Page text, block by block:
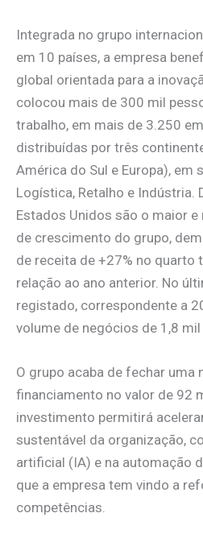
Integrada no grupo
em 10 países, a empresa
global orientada para a
colocou mais de 300 mil
trabalho, em mais de 3.250
distribuídas por três
América do Sul e Europa), em
Logística, Retalho e Indústria.
Estados Unidos são o maior
de crescimento do grupo,
de receita de +27% no quarto
relação ao ano anterior. No
registado, correspondente a
volume de negócios de 1,8
O grupo acaba de fechar uma
financiamento no valor de 92
investimento permitirá
sustentável da organização,
artificial (IA) e na automação
que a empresa tem vindo a
competências.